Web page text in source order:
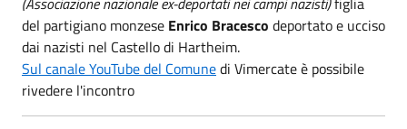
del partigiano monzese Enrico Bracesco deportato e ucciso
dai nazisti nel Castello di Hartheim.
Sul canale YouTube del Comunedi Vimercate è possibile
rivedere l'incontro